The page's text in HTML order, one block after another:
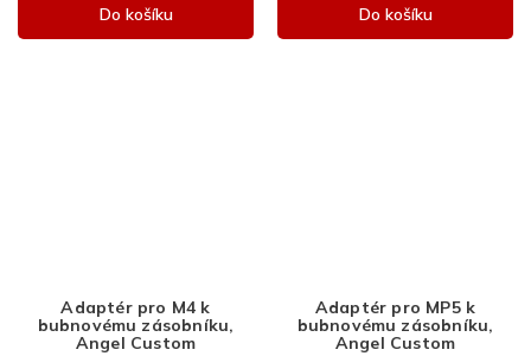
Do košíku Do košíku
Adaptér pro M4 k
bubnovému zásobníku,
Angel Custom
Adaptér pro MP5 k
bubnovému zásobníku,
Angel Custom